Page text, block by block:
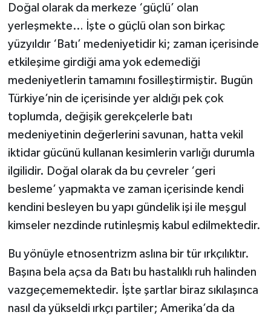
Doğal olarak da merkeze ‘güçlü’ olan
yerleşmekte… İşte o güçlü olan son birkaç
yüzyıldır ‘Batı’ medeniyetidir ki; zaman içerisinde
etkileşime girdiği ama yok edemediği
medeniyetlerin tamamını fosilleştirmiştir. Bugün
Türkiye’nin de içerisinde yer aldığı pek çok
toplumda, değişik gerekçelerle batı
medeniyetinin değerlerini savunan, hatta vekil
iktidar gücünü kullanan kesimlerin varlığı durumla
ilgilidir. Doğal olarak da bu çevreler ‘geri
besleme’ yapmakta ve zaman içerisinde kendi
kendini besleyen bu yapı gündelik işi ile meşgul
kimseler nezdinde rutinleşmiş kabul edilmektedir.
Bu yönüyle etnosentrizm aslına bir tür ırkçılıktır.
Başına bela açsa da Batı bu hastalıklı ruh halinden
vazgeçememektedir. İşte şartlar biraz sıkılaşınca
nasıl da yükseldi ırkçı partiler; Amerika’da da